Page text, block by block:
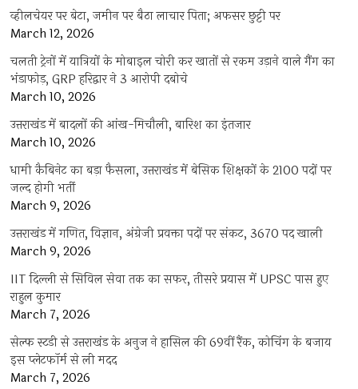
व्हीलचेयर पर बेटा, जमीन पर बैठा लाचार पिता; अफसर छुट्टी पर
March 12, 2026
चलती ट्रेनों में यात्रियों के मोबाइल चोरी कर खातों से रकम उड़ाने वाले गैंग का
भंडाफोड़, GRP हरिद्वार ने 3 आरोपी दबोचे
March 10, 2026
उत्तराखंड में बादलों की आंख-मिचौली, बारिश का इंतजार
March 10, 2026
धामी कैबिनेट का बड़ा फैसला, उत्तराखंड में बेसिक शिक्षकों के 2100 पदों पर
जल्द होगी भर्ती
March 9, 2026
उत्तराखंड में गणित, विज्ञान, अंग्रेजी प्रवक्ता पदों पर संकट, 3670 पद खाली
March 9, 2026
IIT दिल्ली से सिविल सेवा तक का सफर, तीसरे प्रयास में UPSC पास हुए
राहुल कुमार
March 7, 2026
सेल्फ स्टडी से उत्तराखंड के अनुज ने हासिल की 69वीं रैंक, कोचिंग के बजाय
इस प्लेटफॉर्म से ली मदद
March 7, 2026